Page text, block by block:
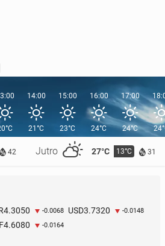
42 Jutro 27°C 13°C 31
14:00
21°C
15:00
23°C
16:00
24°C
17:00
24°C
4.3050 -0.0068 USD3.7320 -0.0148
4.6080 -0.0164